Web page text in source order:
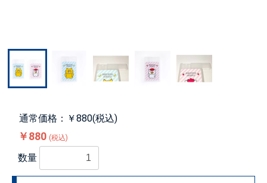
通常価格：￥880(税込)
￥880 (税込)
数量